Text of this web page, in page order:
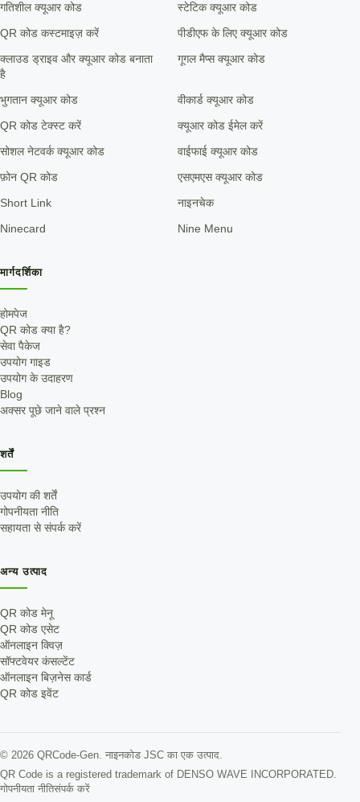
गतिशील क्यूआर कोड स्टेटिक क्यूआर कोड
QR कोड कस्टमाइज़ करें पीडीएफ के लिए क्यूआर कोड
क्लाउड ड्राइव और क्यूआर कोड बनाता
है
गूगल मैप्स क्यूआर कोड
भुगतान क्यूआर कोड वीकार्ड क्यूआर कोड
QR कोड टेक्स्ट करें क्यूआर कोड ईमेल करें
सोशल नेटवर्क क्यूआर कोड वाईफाई क्यूआर कोड
फ़ोन QR कोड एसएमएस क्यूआर कोड
Short Link नाइनचेक
Ninecard Nine Menu
मार्गदर्शिका
होमपेज
QR कोड क्या है?
सेवा पैकेज
उपयोग गाइड
उपयोग के उदाहरण
Blog
अक्सर पूछे जाने वाले प्रश्न
शर्तें
उपयोग की शर्तें
गोपनीयता नीति
सहायता से संपर्क करें
अन्य उत्पाद
QR कोड मेनू
QR कोड एसेट
ऑनलाइन क्विज़
सॉफ्टवेयर कंसल्टेंट
ऑनलाइन बिज़नेस कार्ड
QR कोड इवेंट
© 2026 QRCode-Gen. नाइनकोड JSC का एक उत्पाद
QR Code is a registered trademark of DENSO WAVE INCORPORATED.
गोपनीयता नीतिसंपर्क करें